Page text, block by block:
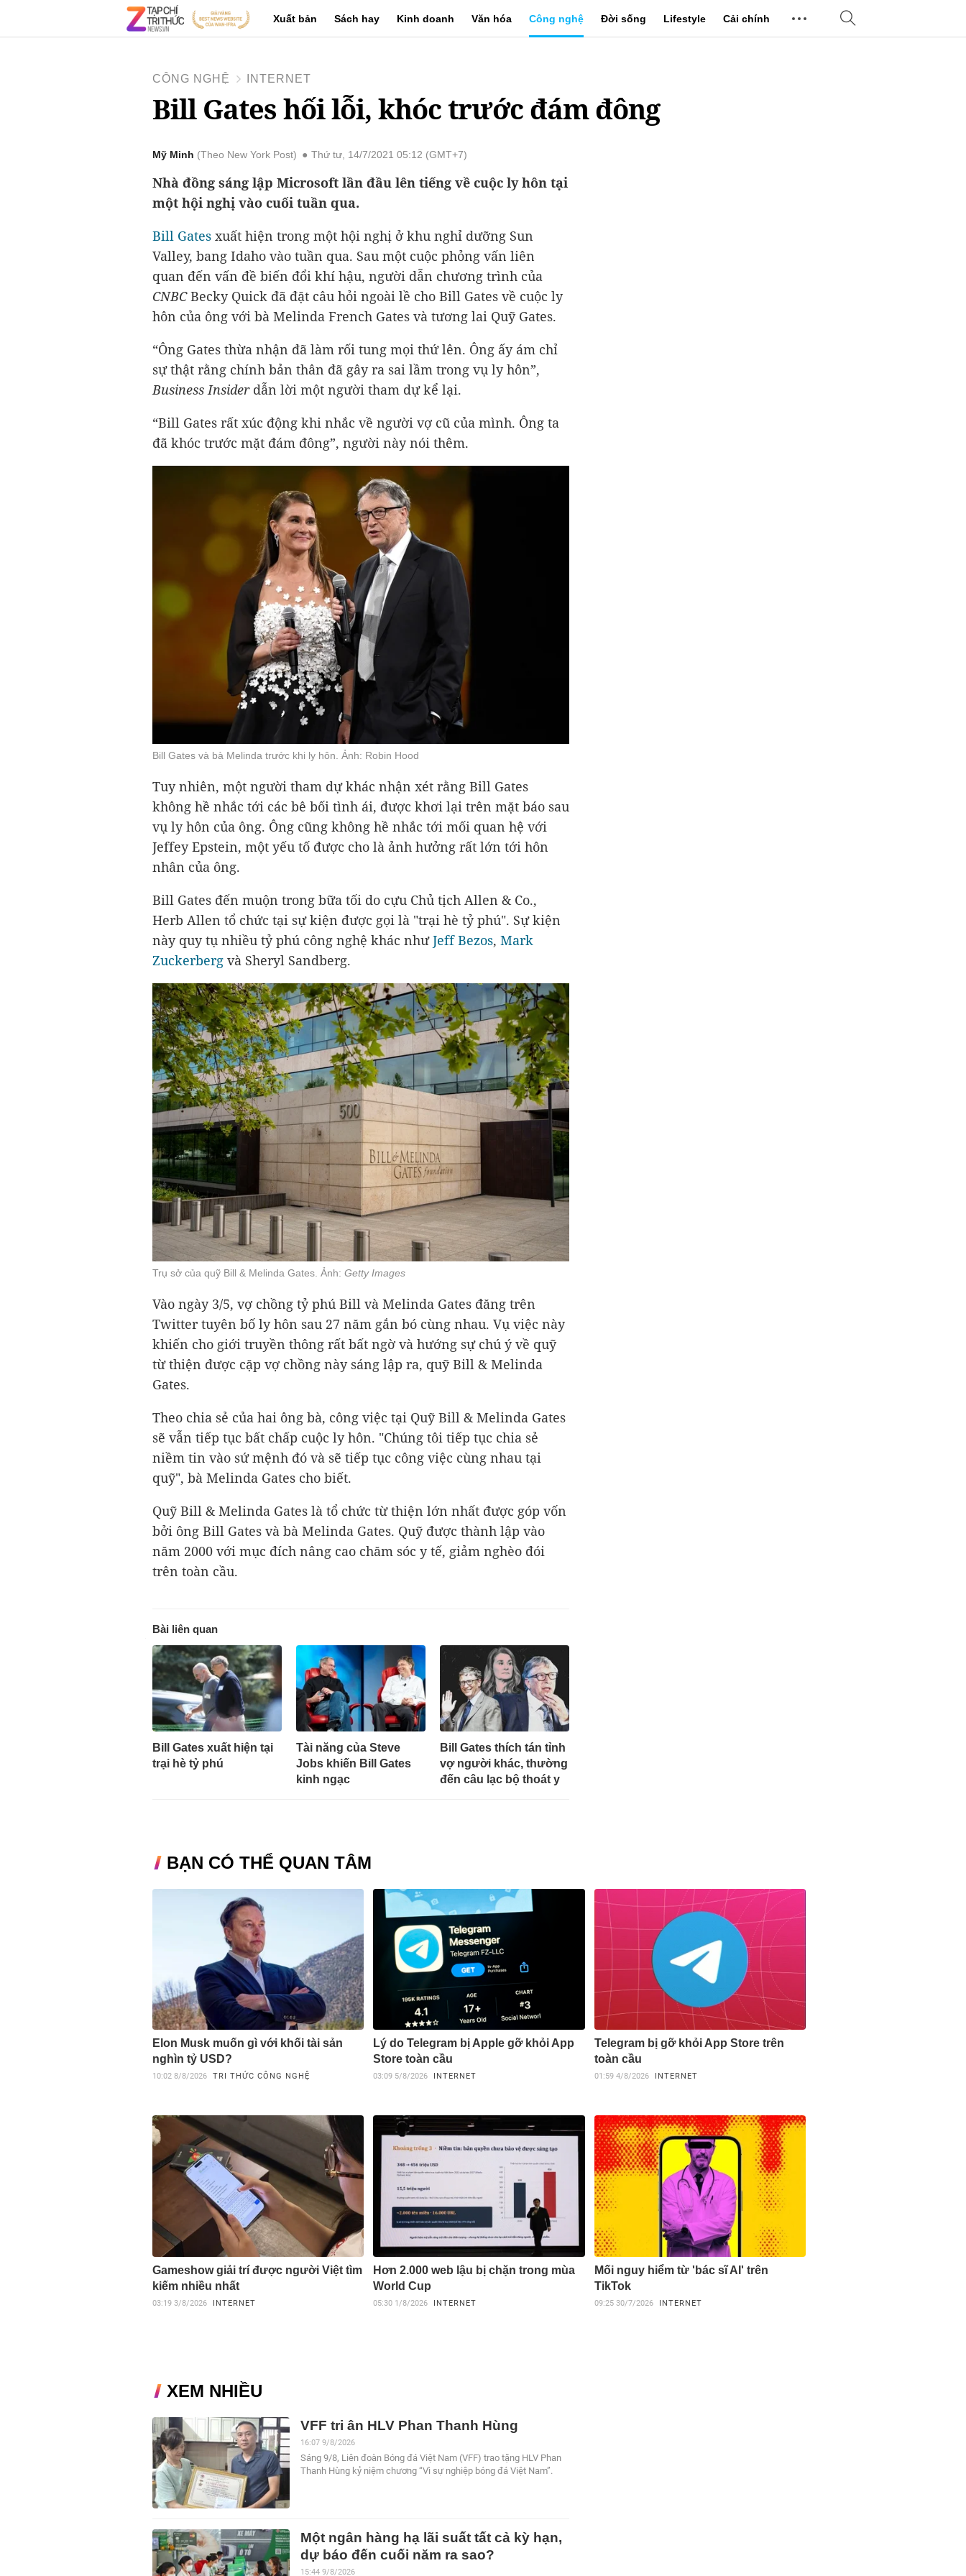
Xuất bản Sách hay Kinh doanh Văn hóa Công nghệ Đời sống Lifestyle Cải chính
CÔNG NGHỆ INTERNET
Bill Gates hối lỗi, khóc trước đám đông
Mỹ Minh Theo New York Post Thứ tư, 14/7/2021 05:12 (GMT+7)
Nhà đồng sáng lập Microsoft lần đầu lên tiếng về cuộc ly hôn tại
một hội nghị vào cuối tuần qua.
Bill Gates xuất hiện trong một hội nghị ở khu nghỉ dưỡng Sun
Valley, bang Idaho vào tuần qua. Sau một cuộc phỏng vấn liên
quan đến vấn đề biến đổi khí hậu, người dẫn chương trình của
CNBCBecky Quick đã đặt câu hỏi ngoài lề cho Bill Gates về cuộc ly
hôn của ông với bà Melinda French Gates và tương lai Quỹ Gates.
“Ông Gates thừa nhận đã làm rối tung mọi thứ lên. Ông ấy ám chỉ
sự thật rằng chính bản thân đã gây ra sai lầm trong vụ ly hôn”,
Business Insiderdẫn lời một người tham dự kể lại.
“Bill Gates rất xúc động khi nhắc về người vợ cũ của mình. Ông ta
đã khóc trước mặt đám đông”, người này nói thêm.
Bill Gates và bà Melinda trước khi ly hôn. Ảnh: Robin Hood
Tuy nhiên, một người tham dự khác nhận xét rằng Bill Gates
không hề nhắc tới các bê bối tình ái, được khơi lại trên mặt báo sau
vụ ly hôn của ông. Ông cũng không hề nhắc tới mối quan hệ với
Jeffey Epstein, một yếu tố được cho là ảnh hưởng rất lớn tới hôn
nhân của ông.
Bill Gates đến muộn trong bữa tối do cựu Chủ tịch Allen & Co.,
Herb Allen tổ chức tại sự kiện được gọi là "trại hè tỷ phú". Sự kiện
này quy tụ nhiều tỷ phú công nghệ khác nhưJeff Bezos, Mark
Zuckerberg và Sheryl Sandberg.
Trụ sở của quỹ Bill & Melinda Gates. Ảnh: Getty Images
Vào ngày 3/5, vợ chồng tỷ phú Bill và Melinda Gates đăng trên
Twitter tuyên bố ly hôn sau 27 năm gắn bó cùng nhau. Vụ việc này
khiến cho giới truyền thông rất bất ngờ và hướng sự chú ý về quỹ
từ thiện được cặp vợ chồng này sáng lập ra, quỹ Bill & Melinda
Gates.
Theo chia sẻ của hai ông bà, công việc tại Quỹ Bill & Melinda Gates
sẽ vẫn tiếp tục bất chấp cuộc ly hôn. "Chúng tôi tiếp tục chia sẻ
niềm tin vào sứ mệnh đó và sẽ tiếp tục công việc cùng nhau tại
quỹ", bà Melinda Gates cho biết.
Quỹ Bill & Melinda Gates là tổ chức từ thiện lớn nhất được góp vốn
bởi ông Bill Gates và bà Melinda Gates. Quỹ được thành lập vào
năm 2000 với mục đích nâng cao chăm sóc y tế, giảm nghèo đói
trên toàn cầu.
Bài liên quan
Bill Gates xuất hiện tại
trại hè tỷ phú
Tài năng của Steve
Jobs khiến Bill Gates
kinh ngạc
Bill Gates thích tán tỉnh
vợ người khác, thường
đến câu lạc bộ thoát y
BẠN CÓ THỂ QUAN TÂM
Elon Musk muốn gì với khối tài sản
nghìn tỷ USD?
10:02 8/8/2026 TRI THỨC CÔNG NGHỆ
Lý do Telegram bị Apple gỡ khỏi App
Store toàn cầu
03:09 5/8/2026 INTERNET
Telegram bị gỡ khỏi App Store trên
toàn cầu
01:59 4/8/2026 INTERNET
Gameshow giải trí được người Việt tìm
kiếm nhiều nhất
03:19 3/8/2026 INTERNET
Hơn 2.000 web lậu bị chặn trong mùa
World Cup
05:30 1/8/2026 INTERNET
Mối nguy hiểm từ 'bác sĩ AI' trên
TikTok
09:25 30/7/2026 INTERNET
XEM NHIỀU
VFF tri ân HLV Phan Thanh Hùng
16:07 9/8/2026
Sáng 9/8, Liên đoàn Bóng đá Việt Nam (VFF) trao tặng HLV Phan
Thanh Hùng kỷ niệm chương “Vì sự nghiệp bóng đá Việt Nam”.
Một ngân hàng hạ lãi suất tất cả kỳ hạn,
dự báo đến cuối năm ra sao?
15:44 9/8/2026